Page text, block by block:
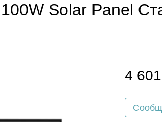
Solar Panel
4